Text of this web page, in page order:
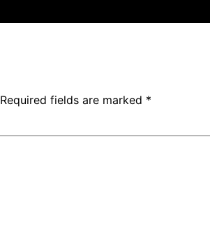
Required fields are marked *